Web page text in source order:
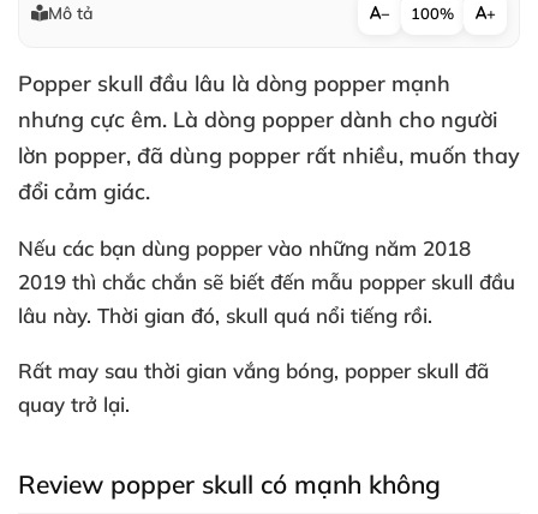
Mô tả − 100% +
Popper skull đầu lâu là dòng popper mạnh
nhưng cực êm. Là dòng popper dành cho người
lờn popper, đã dùng popper rất nhiều, muốn thay
đổi cảm giác.
Nếu các bạn dùng popper vào những năm 2018
2019 thì chắc chắn sẽ biết đến mẫu popper skull đầu
lâu này. Thời gian đó, skull quá nổi tiếng rồi.
Rất may sau thời gian vắng bóng, popper skull đã
quay trở lại.
Review popper skull có mạnh không